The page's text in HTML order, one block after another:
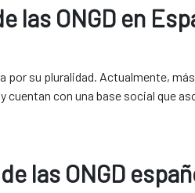
las ONGD en
por su pluralidad. Actualmente,
cuentan con una base social que
las ONGD